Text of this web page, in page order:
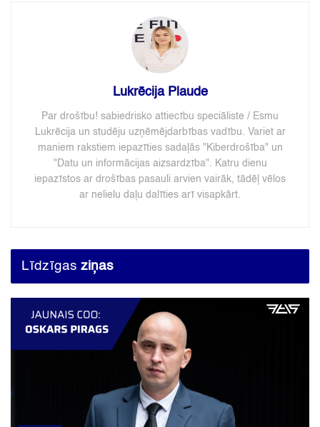
Lukrēcija Plaude
Par drošību! sabiedrisko attiecību speciāliste / Esmu
Lukrēcija un studēju uzņēmējdarbības vadību. Variet ar
maniem rakstiem iepazīties sadaļās "Kiberdrošība" un
"Datu un informācijas aizsardzība". Katru dienu
iepazīstos ar drošības pasauli arvien vairāk, tādēļ vēlos
ar nelielu daļu dalīties arī visapkārt.
Līdzīgas ziņas